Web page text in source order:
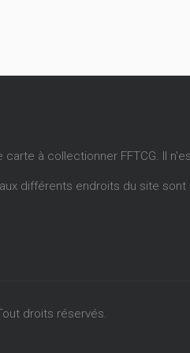
carte à collectionner FFTCG. Il
différents endroits du site
droits réservés.